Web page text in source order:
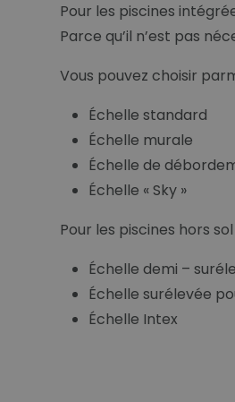
Pour les piscines
Parce qu’il n’est pas
Vous pouvez choisir
Échelle standard
Échelle murale
Échelle de
Échelle « Sky »
Pour les piscines hors
Échelle demi –
Échelle surélevée
Échelle Intex